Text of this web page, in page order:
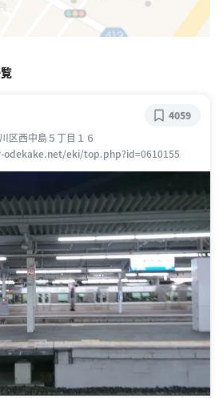
区西中島５丁目１６
eki/top.php?id=0610155
4059